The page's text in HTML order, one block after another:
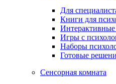
Для
Книги для
Игры с
Наборы
Готовые
Сенсорная комната